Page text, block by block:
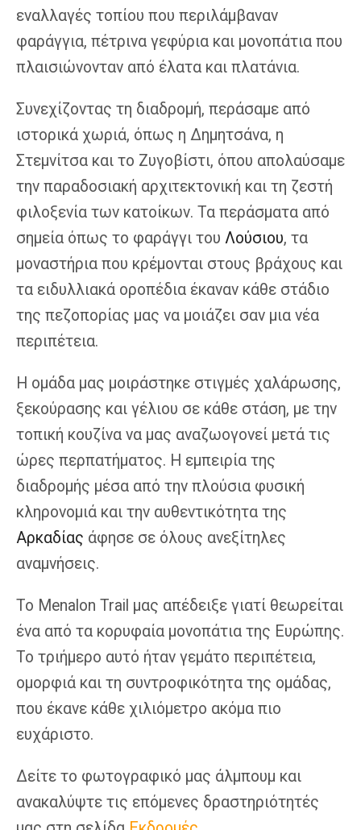
εναλλαγές τοπίου που περιλάμβαναν
φαράγγια, πέτρινα γεφύρια και μονοπάτια που
πλαισιώνονταν από έλατα και πλατάνια.
Συνεχίζοντας τη διαδρομή, περάσαμε από
ιστορικά χωριά, όπως η Δημητσάνα, η
Στεμνίτσα και το Ζυγοβίστι, όπου απολαύσαμε
την παραδοσιακή αρχιτεκτονική και τη ζεστή
φιλοξενία των κατοίκων. Τα περάσματα από
σημεία όπως το φαράγγι του Λούσιου, τα
μοναστήρια που κρέμονται στους βράχους και
τα ειδυλλιακά οροπέδια έκαναν κάθε στάδιο
της πεζοπορίας μας να μοιάζει σαν μια νέα
περιπέτεια.
Η ομάδα μας μοιράστηκε στιγμές χαλάρωσης,
ξεκούρασης και γέλιου σε κάθε στάση, με την
τοπική κουζίνα να μας αναζωογονεί μετά τις
ώρες περπατήματος. Η εμπειρία της
διαδρομής μέσα από την πλούσια φυσική
κληρονομιά και την αυθεντικότητα της
Αρκαδίας άφησε σε όλους ανεξίτηλες
αναμνήσεις.
Το Menalon Trail μας απέδειξε γιατί θεωρείται
ένα από τα κορυφαία μονοπάτια της Ευρώπης.
Το τριήμερο αυτό ήταν γεμάτο περιπέτεια,
ομορφιά και τη συντροφικότητα της ομάδας,
που έκανε κάθε χιλιόμετρο ακόμα πιο
ευχάριστο.
Δείτε το φωτογραφικό μας άλμπουμ και
ανακαλύψτε τις επόμενες δραστηριότητές